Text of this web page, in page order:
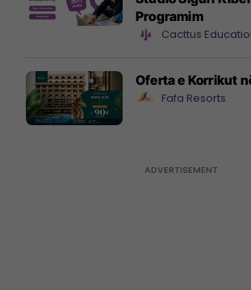
Programim
Cacttus
Oferta e Korrikut
Fafa Resorts